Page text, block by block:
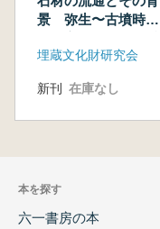
景 弥生〜古墳時代
集
埋蔵文化財研究会
新刊 在庫なし
本を探す
六一書房の本